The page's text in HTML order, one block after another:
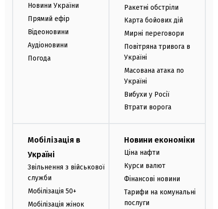
Новини України
Прямий ефір
Відеоновини
Аудіоновини
Погода
Ракетні обстріли
Карта бойових дій
Мирні переговори
Повітряна тривога в
Україні
Масована атака по
Україні
Вибухи у Росії
Втрати ворога
Мобілізація в
Україні
Звільнення з військової
служби
Мобілізація 50+
Мобілізація жінок
Новини економіки
Ціна нафти
Курси валют
Фінансові новини
Тарифи на комунальні
послуги